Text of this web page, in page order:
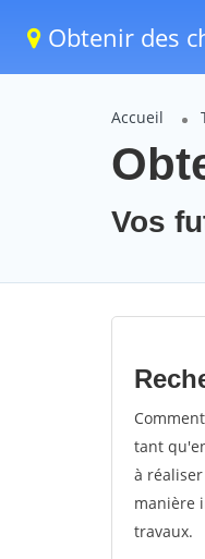
Obtenir des
Accueil
Vos
tant
à
manière
travaux.